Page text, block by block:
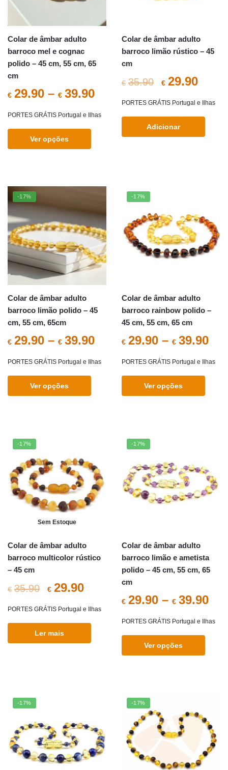
chosen
product
page
page
Colar de âmbar adulto
barroco mel e cognac
polido – 45 cm, 55 cm, 65
cm
€ 29.90 – € 39.90
PORTES GRÁTIS Portugal e Ilhas
Ver opções
multiple
variants.
The
options
may
be
chosen
on
product
page
Colar de âmbar adulto
barroco limão rústico – 45
cm
€ 35.90
O
preço
original
era:
€ 29.90O
atual
é:
PORTES GRÁTIS Portugal e Ilhas
Adicionar
-17%
Colar de âmbar adulto
barroco limão polido – 45
cm, 55 cm, 65cm
€ 29.90 – € 39.90
PORTES GRÁTIS Portugal e Ilhas
Ver opções
multiple
variants.
The
options
may
product
page
-17%
Colar de âmbar adulto
barroco rainbow polido –
45 cm, 55 cm, 65 cm
€ 29.90 – € 39.90
PORTES GRÁTIS Portugal e Ilhas
Ver opções
multiple
variants.
The
options
may
product
page
-17%
Sem Estoque
Colar de âmbar adulto
barroco multicolor rústico
– 45 cm
€ 35.90
O
preço
original
era:
€ 29.90O
preço
atual
é:
PORTES GRÁTIS Portugal e Ilhas
Ler mais
-17%
Colar de âmbar adulto
barroco limão e ametista
polido – 45 cm, 55 cm, 65
cm
€ 29.90 – € 39.90
PORTES GRÁTIS Portugal e Ilhas
Ver opções
multiple
variants.
The
options
may
-17% -17%